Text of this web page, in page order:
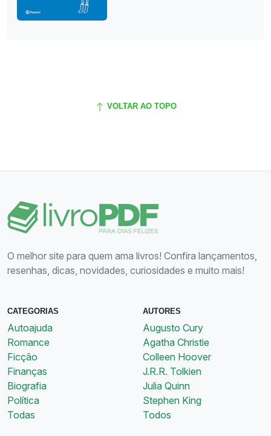
VOLTAR AO TOPO
O melhor site para quem ama livros! Confira lançamentos,
resenhas, dicas, novidades, curiosidades e muito mais!
CATEGORIAS
Autoajuda
Romance
Ficção
Finanças
Biografia
Política
Todas
AUTORES
Augusto Cury
Agatha Christie
Colleen Hoover
J.R.R. Tolkien
Julia Quinn
Stephen King
Todos